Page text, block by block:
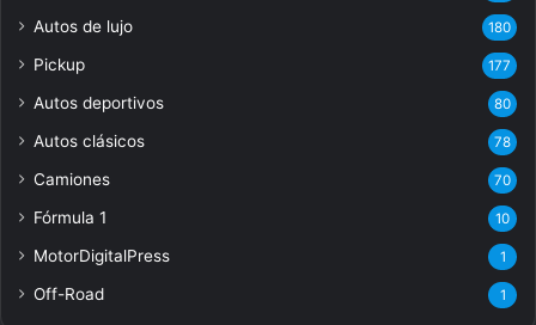
Autos de lujo 180
Pickup 177
Autos deportivos 80
Autos clásicos 78
Camiones 70
Fórmula 1 10
MotorDigitalPress 1
Off-Road 1